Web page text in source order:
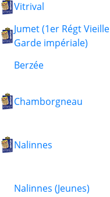
Vitrival
Jumet (1er Régt Vieille
Garde impériale)
Berzée
Chamborgneau
Nalinnes
Nalinnes (Jeunes)